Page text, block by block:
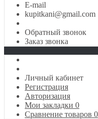
E-mail
kupitkani@gmail.com
Обратный звонок
Заказ звонка
Личный кабинет
Регистрация
Авторизация
Мои закладки 0
Сравнение товаров 0